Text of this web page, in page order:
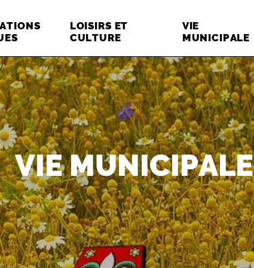
LOISIRS ET
CULTURE
VIE
MUNICIPALE
VIE MUNICIPALE